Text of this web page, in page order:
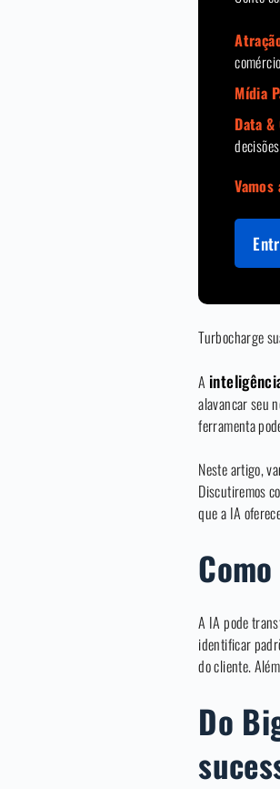
Mídia
Data
Turbocharge
A
alavancar seu
ferramenta
Neste artigo,
Discutiremos
que a IA
A IA pode
identificar
do cliente.
Do